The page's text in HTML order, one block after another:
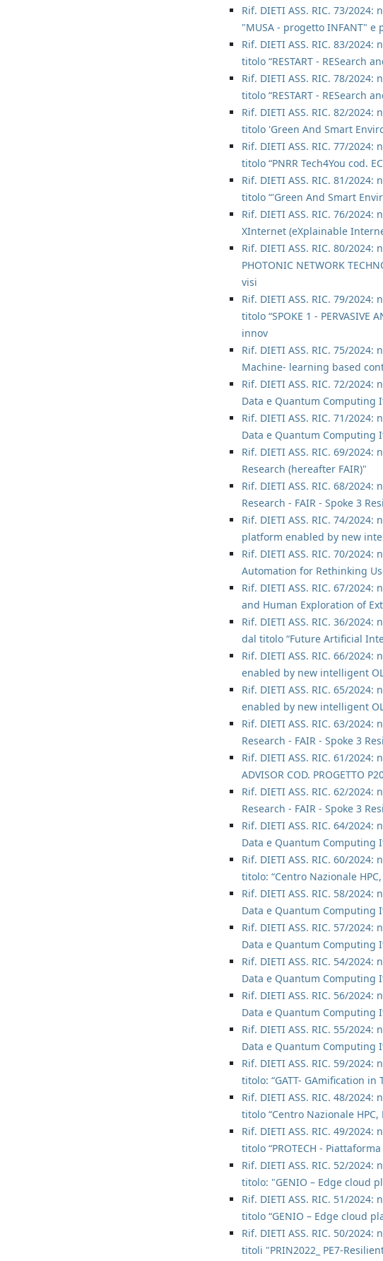
Rif. DIETI ASS. RIC. 73/
"MUSA - progetto INFANT"
Rif. DIETI ASS. RIC. 83/
titolo “RESTART - RESearch
Rif. DIETI ASS. RIC. 78/
titolo “RESTART - RESearch
Rif. DIETI ASS. RIC. 82/
titolo 'Green And Smart
Rif. DIETI ASS. RIC. 77/
titolo “PNRR Tech4You cod.
Rif. DIETI ASS. RIC. 81/
titolo “'Green And Smart
Rif. DIETI ASS. RIC. 76/
XInternet (eXplainable
Rif. DIETI ASS. RIC. 80/
PHOTONIC NETWORK
visi
Rif. DIETI ASS. RIC. 79/
titolo “SPOKE 1 - PERVASIVE
innov
Rif. DIETI ASS. RIC. 75/
Machine- learning based
Rif. DIETI ASS. RIC. 72/
Data e Quantum Computing
Rif. DIETI ASS. RIC. 71/
Data e Quantum Computing
Rif. DIETI ASS. RIC. 69/
Research (hereafter FAIR)"
Rif. DIETI ASS. RIC. 68/
Research - FAIR - Spoke 3
Rif. DIETI ASS. RIC. 74/
platform enabled by new
Rif. DIETI ASS. RIC. 70/
Automation for Rethinking
Rif. DIETI ASS. RIC. 67/
and Human Exploration of
Rif. DIETI ASS. RIC. 36/
dal titolo “Future Artificial
Rif. DIETI ASS. RIC. 66/
enabled by new intelligent
Rif. DIETI ASS. RIC. 65/
enabled by new intelligent
Rif. DIETI ASS. RIC. 63/
Research - FAIR - Spoke 3
Rif. DIETI ASS. RIC. 61/
ADVISOR COD. PROGETTO
Rif. DIETI ASS. RIC. 62/
Research - FAIR - Spoke 3
Rif. DIETI ASS. RIC. 64/
Data e Quantum Computing
Rif. DIETI ASS. RIC. 60/
titolo: “Centro Nazionale
Rif. DIETI ASS. RIC. 58/
Data e Quantum Computing
Rif. DIETI ASS. RIC. 57/
Data e Quantum Computing
Rif. DIETI ASS. RIC. 54/
Data e Quantum Computing
Rif. DIETI ASS. RIC. 56/
Data e Quantum Computing
Rif. DIETI ASS. RIC. 55/
Data e Quantum Computing
Rif. DIETI ASS. RIC. 59/
titolo: “GATT- GAmification in
Rif. DIETI ASS. RIC. 48/
titolo “Centro Nazionale
Rif. DIETI ASS. RIC. 49/
titolo “PROTECH -
Rif. DIETI ASS. RIC. 52/
titolo: "GENIO – Edge cloud
Rif. DIETI ASS. RIC. 51/
titolo “GENIO – Edge cloud
Rif. DIETI ASS. RIC. 50/
titoli "PRIN2022_ PE7-